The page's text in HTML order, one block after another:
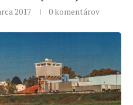
2017 0 komentárov